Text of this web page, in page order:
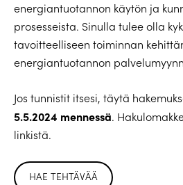
energiantuotannon käytön ja
prosesseista. Sinulla tulee olla
tavoitteelliseen toiminnan
energiantuotannon
Jos tunnistit itsesi, täytä
5.5.2024 mennessä.
linkistä.
HAE TEHTÄVÄÄ